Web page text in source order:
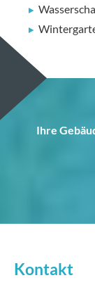
Ihre
Kontakt